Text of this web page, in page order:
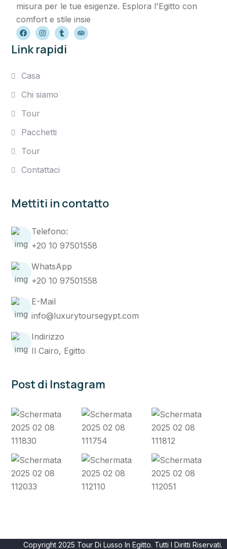
misura per le tue esigenze. Esplora l'Egitto con
comfort e stile insie
Link rapidi
Casa
Chi siamo
Tour
Pacchetti
Tour
Contattaci
Mettiti in contatto
Telefono:
+20 10 97501558
WhatsApp
+20 10 97501558
E-Mail
info@luxurytoursegypt.com
Indirizzo
Il Cairo, Egitto
Post di Instagram
Copyright 2025 Tour Di Lusso In Egitto. Tutti I Diritti Riservati.